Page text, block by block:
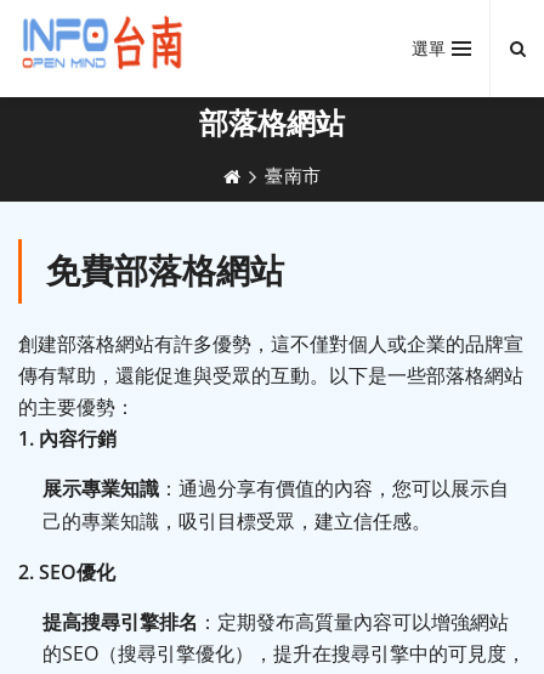
選單
部落格網站
臺南市
免費部落格網站
創建部落格網站有許多優勢，這不僅對個人或企業的品牌宣
傳有幫助，還能促進與受眾的互動。以下是一些部落格網站
的主要優勢：
1. 內容行銷
展示專業知識 ：通過分享有價值的內容，您可以展示自
己的專業知識，吸引目標受眾，建立信任感。
2. SEO優化
提高搜尋引擎排名 ：定期發布高質量內容可以增強網站
的SEO（搜尋引擎優化），提升在搜尋引擎中的可見度，